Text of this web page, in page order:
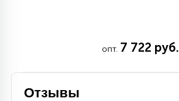
опт. 7 722 руб.
Отзывы